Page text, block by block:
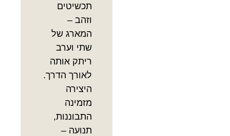
תכשיטים
וזהב –
המארג של
שתי וערב
ריתק אותה
לאורך הדרך.
היצירה
מזמינה
התבוננות,
תנועה –